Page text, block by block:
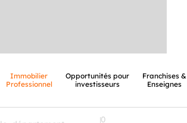
Immobilier
Professionnel
Opportunités pour
investisseurs
Franchises &
Enseignes